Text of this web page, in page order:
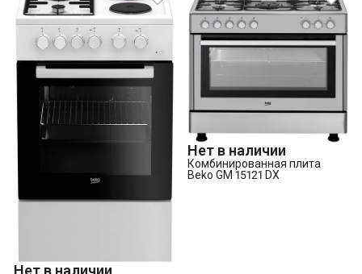
Нет в наличии
Нет в наличии
Комбинированная плита
Beko GM 15121 DX